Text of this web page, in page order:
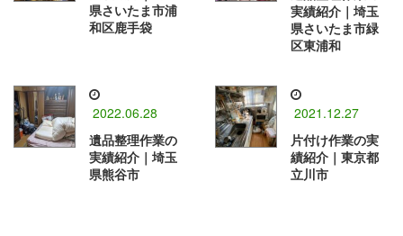
県さいたま市浦
和区鹿手袋
実績紹介｜埼玉
県さいたま市緑
区東浦和
2022.06.28
遺品整理作業の
実績紹介｜埼玉
県熊谷市
2021.12.27
片付け作業の実
績紹介｜東京都
立川市